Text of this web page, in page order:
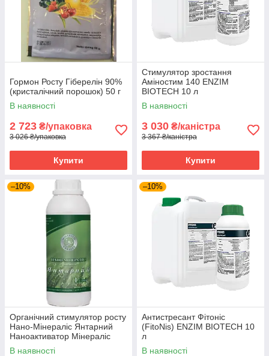
Гормон Росту Гіберелін 90%
(кристалічний порошок) 50 г
В наявності
2 723 ₴/упаковка
3 026 ₴/упаковка
Купити
Стимулятор зростання
Аміностим 140 ENZIM
BIOTECH 10 л
В наявності
3 030 ₴/каністра
3 367 ₴/каністра
Купити
–10%
Органічний стимулятор росту
Нано-Мінераліс Янтарний
Наноактиватор Мінераліс
Україна 1 л
В наявності
–10%
Антистресант Фітоніс
(FitoNis) ENZIM BIOTECH 10
л
В наявності